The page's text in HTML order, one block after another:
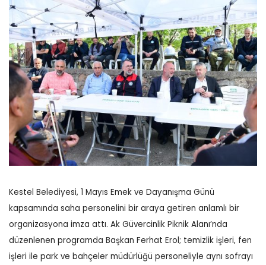
Kestel Belediyesi, 1 Mayıs Emek ve Dayanışma Günü
kapsamında saha personelini bir araya getiren anlamlı bir
organizasyona imza attı. Ak Güvercinlik Piknik Alanı’nda
düzenlenen programda Başkan Ferhat Erol; temizlik işleri, fen
işleri ile park ve bahçeler müdürlüğü personeliyle aynı sofrayı